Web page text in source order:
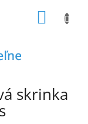
skrinka